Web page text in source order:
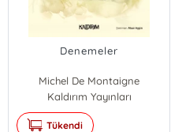
Denemeler
Michel De Montaigne
Kaldırım Yayınları
Tükendi